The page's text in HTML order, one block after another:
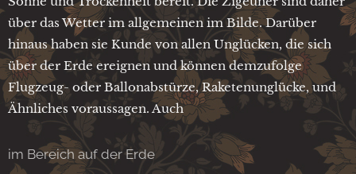
über das Wetter im allgemeinen im Bilde. Darüber
hinaus haben sie Kunde von allen Unglücken, die sich
über der Erde ereignen und können demzufolge
Flugzeug- oder Ballonabstürze, Raketenunglücke, und
Ähnliches voraussagen. Auch
im Bereich auf der Erde